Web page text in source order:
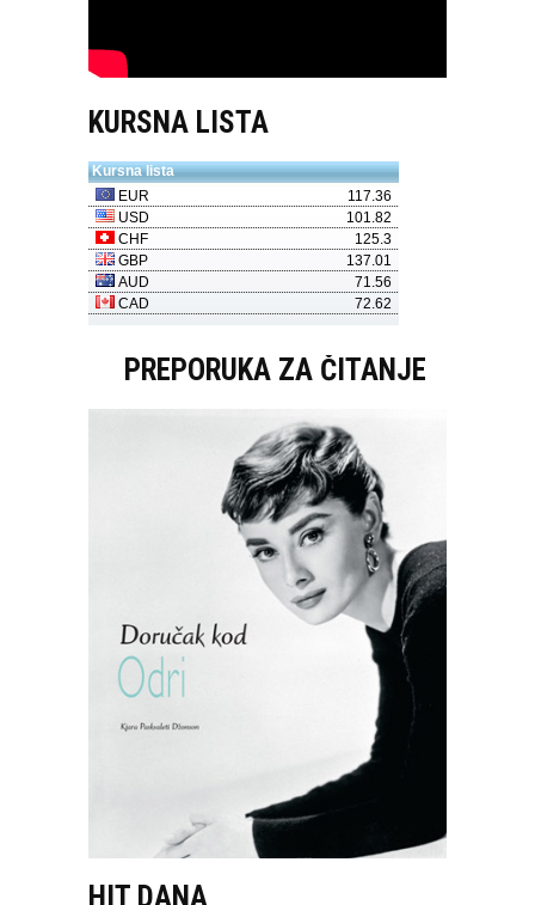
KURSNA LISTA
PREPORUKA ZA ČITANJE
HIT DANA